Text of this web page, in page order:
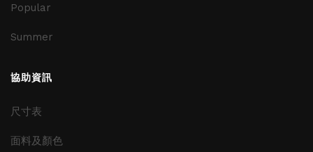
Popular
Summer
協助資訊
尺寸表
面料及顏色